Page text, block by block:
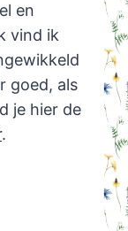
en
vind ik
goed, als
je hier de
.